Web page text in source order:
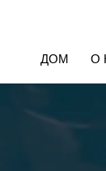
ДОМ О